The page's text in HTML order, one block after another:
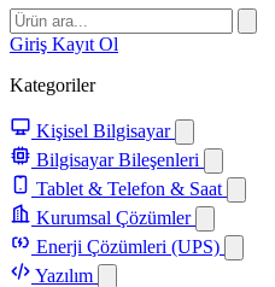
Giriş Kayıt Ol
Kategoriler
Kişisel Bilgisayar
Bilgisayar Bileşenleri
Tablet & Telefon & Saat
Kurumsal Çözümler
Enerji Çözümleri (UPS)
Yazılım